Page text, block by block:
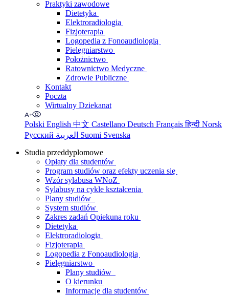
Praktyki zawodowe
Dietetyka
Elektroradiologia
Fizjoterapia
Logopedia z Fonoaudiologią
Pielęgniarstwo
Położnictwo
Ratownictwo Medyczne
Zdrowie Publiczne
Kontakt
Poczta
Wirtualny Dziekanat
Polski English 中文 Castellano Deutsch Françaisहिन्दी Norsk
Русский
Suomi Svenska
Studia przeddyplomowe
Opłaty dla studentów
Program studiów oraz efekty uczenia się
Wzór sylabusa WNoZ
Sylabusy na cykle kształcenia
Plany studiów
System studiów
Zakres zadań Opiekuna roku
Dietetyka
Elektroradiologia
Fizjoterapia
Logopedia z Fonoaudiologią
Pielęgniarstwo
Plany studiów
O kierunku
Informacje dla studentów